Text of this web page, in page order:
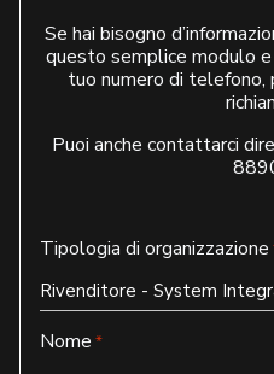
Se hai bisogno
questo semplice modulo
tuo numero di telefono,
Puoi anche contattarci
Tipologia di organizzazione
Nome *